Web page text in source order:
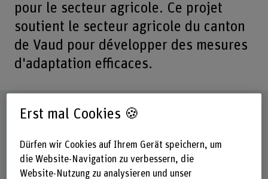
pour le secteur agricole. Ce projet
soutient le secteur agricole du canton
de Vaud pour développer des mesures
d'adaptation efficaces.
Steckbrief
Beteiligte Departemente
Hochschule für Agrar-, Forst- und
Lebensmittelwissenschaften
Erst mal Cookies 🍪
Dürfen wir Cookies auf Ihrem Gerät speichern, um
die Website-Navigation zu verbessern, die
Website-Nutzung zu analysieren und unser